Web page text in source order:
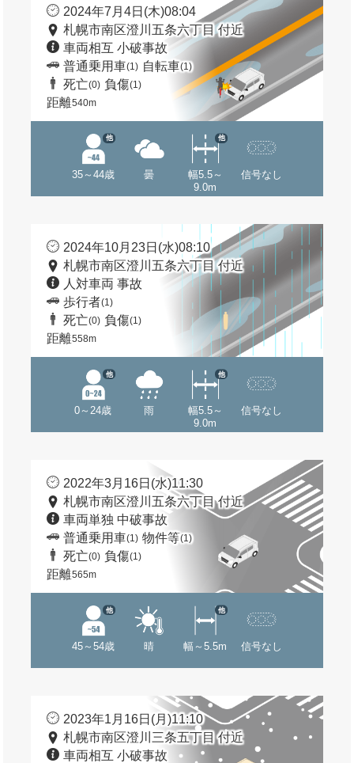
2024年7月4日(木)08:04
札幌市南区澄川五条六丁目 付近
車両相互 小破事故
普通乗用車(1) 自転車(1)
死亡(0) 負傷(1)
距離540m
35～44歳
他
曇
幅5.5～
9.0m
他
信号なし
2024年10月23日(水)08:10
札幌市南区澄川五条六丁目 付近
人対車両 事故
歩行者(1)
死亡(0) 負傷(1)
距離558m
0～24歳
他
雨
幅5.5～
9.0m
他
信号なし
2022年3月16日(水)11:30
札幌市南区澄川五条六丁目 付近
車両単独 中破事故
普通乗用車(1) 物件等(1)
死亡(0) 負傷(1)
距離565m
45～54歳
他
晴 幅～5.5m
他
信号なし
2023年1月16日(月)11:10
札幌市南区澄川三条五丁目 付近
車両相互 小破事故